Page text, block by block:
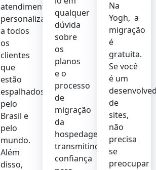
atendimento
personalizado
a todos
os
clientes
que
estão
espalhados
pelo
Brasil e
pelo
mundo.
Além
disso,
qualquer
dúvida
sobre
os
planos
e o
processo
de
migração
da
hospedagem
transmitindo
confiança
Na
Yogh, a
migração
é
gratuita.
Se você
é um
de
sites,
não
precisa
se
preocupar